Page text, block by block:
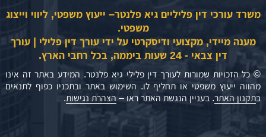
משרד עורכי דין פליליים גיא פלנטר– ייעוץ משפטי, ליווי וייצוג
משפטי.
מענה מיידי, מקצועי ודיסקרטי על ידי עורך דין פלילי | עורך
דין צבאי - 24 שעות ביממה, בכל רחבי הארץ.
© כל הזכויות שמורות לעורך דין פלילי גיא פלנטר. המידע באתר זה אינו
מהווה ייעוץ משפטי או תחליף לו. השימוש באתר ובתכניו כפוף לתנאים
בתקנון האתר. בעניין הנגשת האתר ראו – הצהרת נגישות.